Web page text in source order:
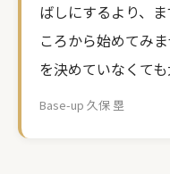
ばしにするより、
ころから始めてみ
を決めていなくても
Base-up 久保 塁